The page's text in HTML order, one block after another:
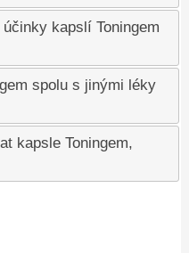
kapslí Toningem
spolu s jinými léky
kapsle Toningem,